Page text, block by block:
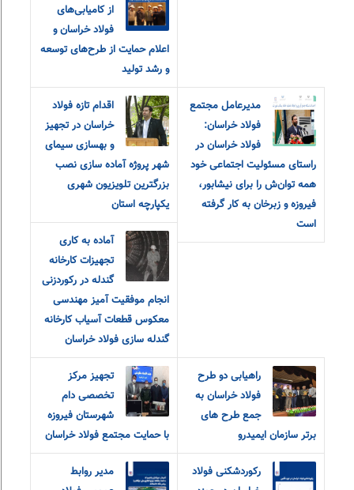
از کامیابی‌های
فولاد خراسان و
اعلام حمایت از طرح‌های توسعه
و رشد تولید
مدیرعامل مجتمع
فولاد خراسان:
فولاد خراسان در
راستای مسئولیت اجتماعی خود
همه توان‌ش را برای نیشابور،
فیروزه و زبرخان به کار گرفته
است
اقدام تازه فولاد
خراسان در تجهیز
و بهسازی سیمای
شهر پروژه آماده سازی نصب
بزرگترین تلویزیون شهری
یکپارچه استان
آماده به کاری
تجهیزات کارخانه
گندله در رکوردزنی
انجام موفقیت آمیز مهندسی
معکوس قطعات آسیاب کارخانه
گندله سازی فولاد خراسان
راهیابی دو طرح
فولاد خراسان به
جمع طرح های
برتر سازمان ایمیدرو
تجهیز مرکز
تخصصی دام
شهرستان فیروزه
با حمایت مجتمع فولاد خراسان
رکوردشکنی فولاد
مدیر روابط